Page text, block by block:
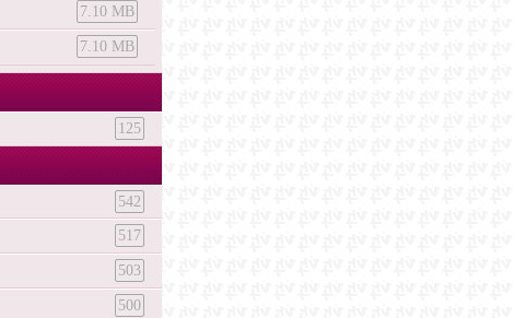
7.10 MB
7.10 MB
125
542
517
503
500